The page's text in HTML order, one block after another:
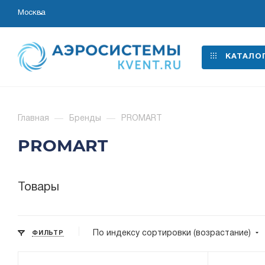
Москва
Главная — Бренды — PROMART
PROMART
Товары
ФИЛЬТР По индексу сортировки (возрастание)